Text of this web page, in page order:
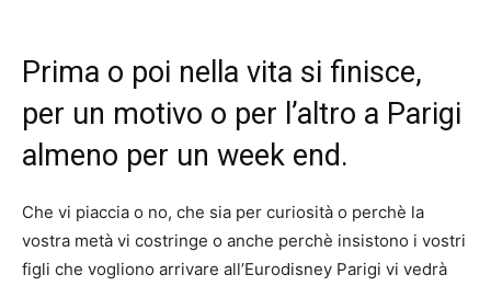
Prima o poi nella vita si finisce,
per un motivo o per l’altro a Parigi
almeno per un week end.
Che vi piaccia o no, che sia per curiosità o perchè la
vostra metà vi costringe o anche perchè insistono i vostri
figli che vogliono arrivare all’Eurodisney Parigi vi vedrà